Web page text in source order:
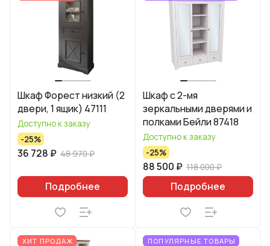
Шкаф Форест низкий (2
двери, 1 ящик) 47111
Доступно к заказу
-25%
36 728 ₽ 48 970 ₽
Подробнее
Шкаф с 2-мя
зеркальными дверями и
полками Бейли 87418
Доступно к заказу
-25%
88 500 ₽ 118 000 ₽
Подробнее
ХИТ ПРОДАЖ ПОПУЛЯРНЫЕ ТОВАРЫ